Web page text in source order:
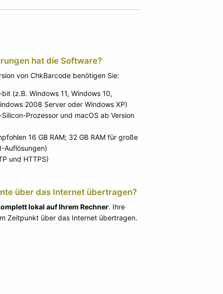
hat die Software?
von ChkBarcode benötigen Sie:
(z.B. Windows 11, Windows 10,
2008 Server oder Windows XP)
Prozessor und macOS ab Version
16 GB RAM; 32 GB RAM für große
Auflösungen)
und HTTPS)
über das Internet übertragen?
lokal auf Ihrem Rechner. Ihre
Zeitpunkt über das Internet übertragen.